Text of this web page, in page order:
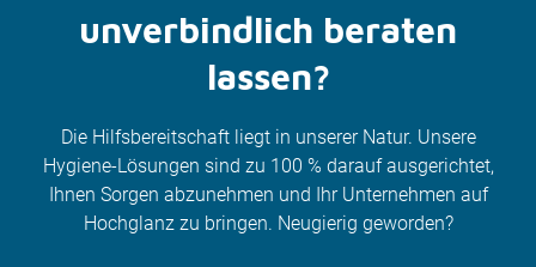
unverbindlich beraten
lassen?
Die Hilfsbereitschaft liegt in unserer Natur. Unsere
Hygiene-Lösungen sind zu 100 % darauf ausgerichtet,
Ihnen Sorgen abzunehmen und Ihr Unternehmen auf
Hochglanz zu bringen. Neugierig geworden?